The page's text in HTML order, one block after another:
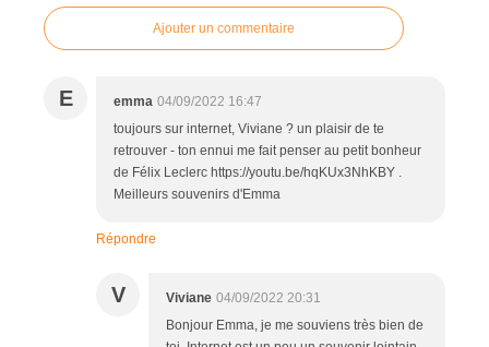
Ajouter un commentaire
E emma 04/09/2022 16:47
toujours sur internet, Viviane ? un plaisir de te
retrouver - ton ennui me fait penser au petit bonheur
de Félix Leclerc https://youtu.be/hqKUx3NhKBY .
Meilleurs souvenirs d'Emma
Répondre
V Viviane 04/09/2022 20:31
Bonjour Emma, je me souviens très bien de